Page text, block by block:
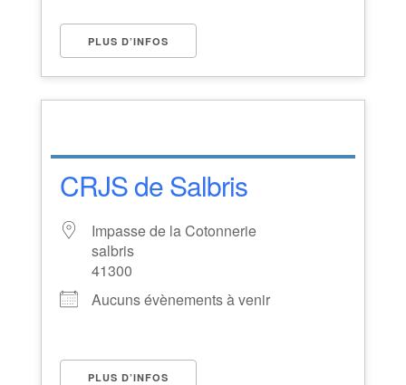
PLUS D’INFOS
CRJS de Salbris
Impasse de la Cotonnerie
salbris
41300
Aucuns évènements à venir
PLUS D’INFOS